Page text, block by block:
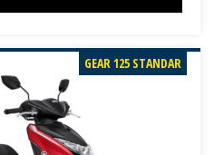
GEAR 125 STANDAR